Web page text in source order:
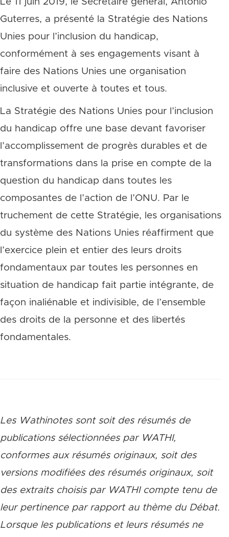
Guterres, a présenté la Stratégie des Nations
Unies pour l’inclusion du handicap,
conformément à ses engagements visant à
faire des Nations Unies une organisation
inclusive et ouverte à toutes et tous.
La Stratégie des Nations Unies pour l’inclusion
du handicap offre une base devant favoriser
l’accomplissement de progrès durables et de
transformations dans la prise en compte de la
question du handicap dans toutes les
composantes de l’action de l’ONU. Par le
truchement de cette Stratégie, les organisations
du système des Nations Unies réaffirment que
l’exercice plein et entier des leurs droits
fondamentaux par toutes les personnes en
situation de handicap fait partie intégrante, de
façon inaliénable et indivisible, de l’ensemble
des droits de la personne et des libertés
fondamentales.
Les Wathinotes sont soit des résumés de
publications sélectionnées par WATHI,
conformes aux résumés originaux, soit des
versions modifiées des résumés originaux, soit
des extraits choisis par WATHI compte tenu de
leur pertinence par rapport au thème du Débat.
Lorsque les publications et leurs résumés ne